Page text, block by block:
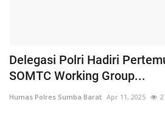
Delegasi Polri Hadiri
SOMTC Working Group...
Humas Polres Sumba Barat Apr 11, 2025